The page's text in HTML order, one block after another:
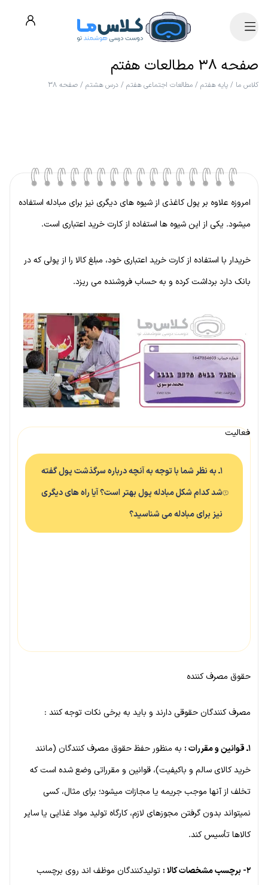
صفحه ۳۸ مطالعات هفتم
کلاس ما / پایه هفتم / مطالعات اجتماعی هفتم / درس هشتم / صفحه ۳۸
امروزه علاوه بر پول کاغذی از شیوه های دیگری نیز برای مبادله استفاده
میشود. یکی از این شیوه ها استفاده از کارت خرید اعتباری است.
خریدار با استفاده از کارت خرید اعتباری خود، مبلغ کالا را از پولی که در
بانک دارد برداشت کرده و به حساب فروشنده می ریزد.
فعالیت
۱ـ به نظر شما با توجه به آنچه درباره سرگذشت پول گفته
شد کدام شکل مبادله پول بهتر است؟ آیا راه های دیگری
نیز برای مبادله می شناسید؟
حقوق مصرف کننده
مصرف کنندگان حقوقی دارند و باید به برخی نکات توجه کنند :
۱ـ قوانین و مقررات :
به منظور حفظ حقوق مصرف کنندگان (مانند
خرید کالای سالم و باکیفیت)، قوانین و مقرراتی وضع شده است که
تخلف از آنها موجب جریمه یا مجازات میشود؛ برای مثال، کسی
نمیتواند بدون گرفتن مجوزهای لازم، کارگاه تولید مواد غذایی یا سایر
کالاها تأسیس کند.
۲- برچسب مشخصات کالا :
تولیدکنندگان موظف اند روی برچسب